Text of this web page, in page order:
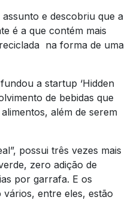
e descobriu que a
é a que contém mais
na forma de uma
a startup ‘Hidden
de bebidas que
além de serem
possui três vezes mais
zero adição de
por garrafa. E os
entre eles, estão